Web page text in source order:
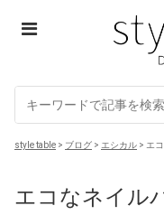
Skip
style table > ブログ > エシカル > エ
エコなネイル